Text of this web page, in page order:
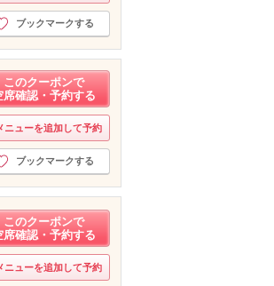
月分（7）
月分（6）
月分
月分（15）
月分（20）
月分（25）
月分 （26）
月分（24）
月分（18）
月分（15）
月分（4）
月分（6）
月分（9）
月分（6）
ブックマークする
このクーポンで
席確認・予約する
ニューを追加して予約
ブックマークする
このクーポンで
席確認・予約する
ニューを追加して予約